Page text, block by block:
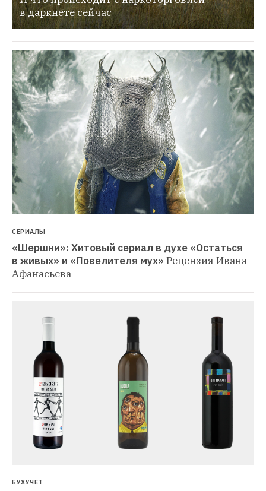
в даркнете сейчас
СЕРИАЛЫ
«Шершни»: Хитовый сериал в духе «Остаться
в живых» и «Повелителя мух» Рецензия Ивана
Афанасьева
БУХУЧЕТ